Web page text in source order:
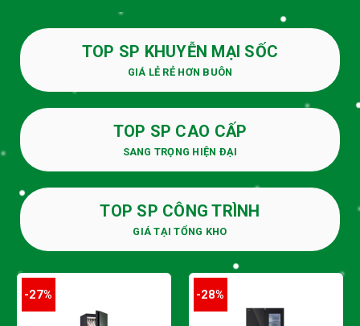
TOP SP KHUYỄN MẠI SỐC
GIÁ LẺ RẺ HƠN BUÔN
TOP SP CAO CẤP
SANG TRỌNG HIỆN ĐẠI
TOP SP CÔNG TRÌNH
GIÁ TẠI TỔNG KHO
-27% -28%